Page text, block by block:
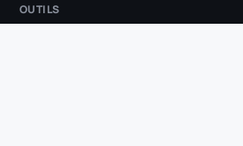
OUTILS